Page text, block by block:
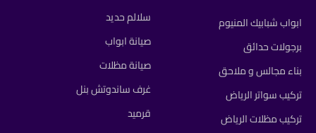
ابواب شبابيك المنيوم
برجولات حدائق
بناء مجالس و ملاحق
تركيب سواتر الرياض
تركيب مظلات الرياض
سلالم حديد
صيانة ابواب
صيانة مظلات
غرف ساندوتش بنل
قرميد